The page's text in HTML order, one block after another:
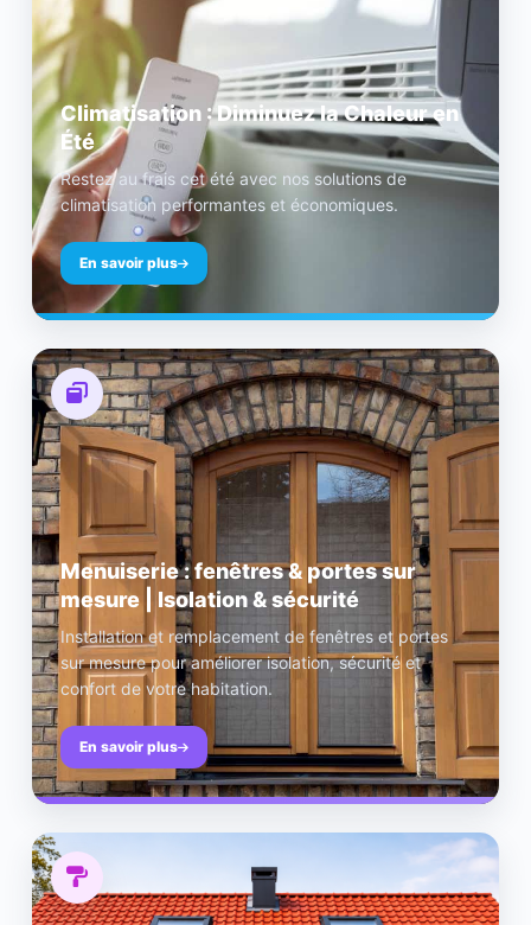
Climatisation : Diminuez la Chaleur en
Été
Restez au frais cet été avec nos solutions de
climatisation performantes et économiques.
En savoir plus
Menuiserie : fenêtres & portes sur
mesure | Isolation & sécurité
Installation et remplacement de fenêtres et portes
sur mesure pour améliorer isolation, sécurité et
confort de votre habitation.
En savoir plus